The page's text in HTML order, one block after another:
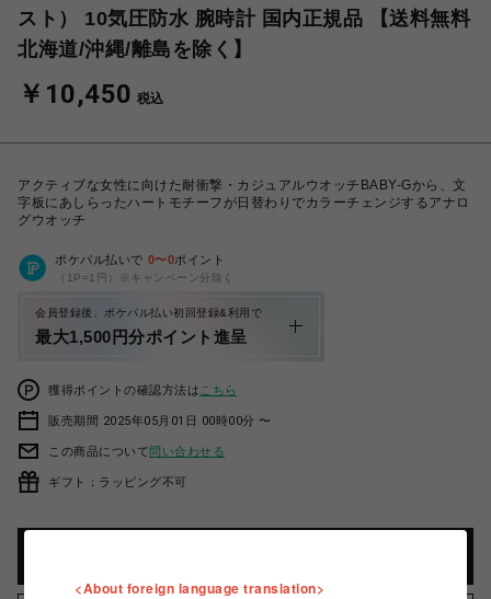
スト） 10気圧防水 腕時計 国内正規品 【送料無料
北海道/沖縄/離島を除く】
￥10,450 税込
アクティブな女性に向けた耐衝撃・カジュアルウオッチBABY-Gから、文
字板にあしらったハートモチーフが日替わりでカラーチェンジするアナロ
グウオッチ
ポケパル払いで 0〜0ポイント
（1P=1円）※キャンペーン分除く
会員登録後、ポケパル払い初回登録&利用で
最大1,500円分ポイント進呈
獲得ポイントの確認方法は こちら
販売期間 2025年05月01日 00時00分 〜
この商品について問い合わせる
ギフト：ラッピング不可
<About foreign language translation>